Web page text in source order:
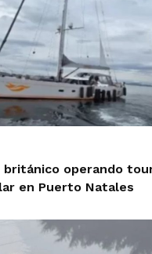
británico operando
en Puerto Natales